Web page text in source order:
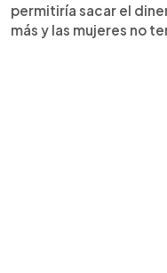
permitiría sacar el
más y las mujeres no